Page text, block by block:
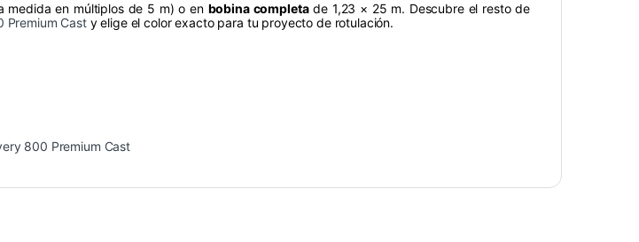
medida en múltiplos de 5 m) o en bobina completade 1,23 × 25 m. Descubre el resto de
Premium Casty elige el color exacto para tu proyecto de rotulación.
800 Premium Cast